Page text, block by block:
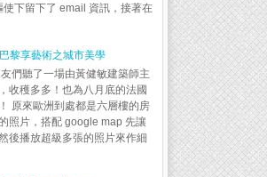
下留下了 email 資訊，接著在
黎享藝術之城市美學
們聽了一場由黃健敏建築師主
收穫多多！也為八月底的法國
原來歐洲到處都是六層樓的房
照片，搭配 google map 先讓
後播放超級多張的照片來作細